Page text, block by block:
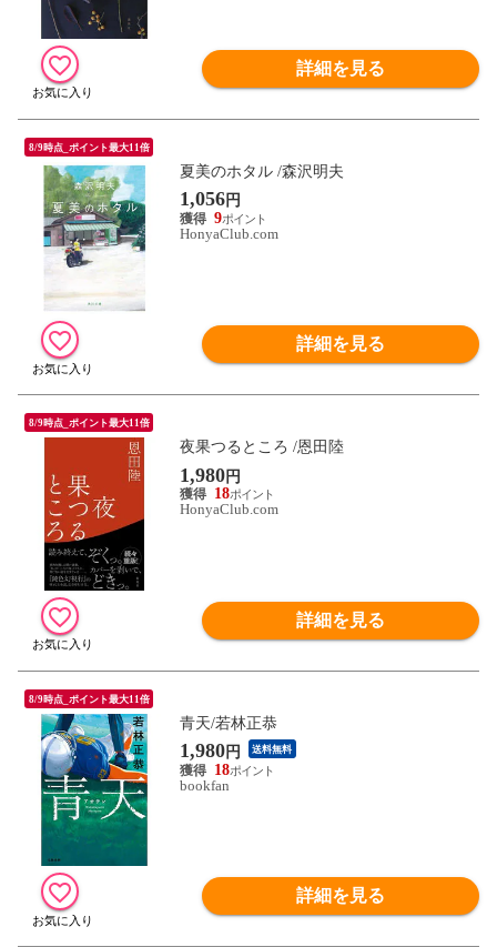
詳細を見る
8/9時点_ポイント最大11倍
夏美のホタル /森沢明夫
1,056円
9
HonyaClub.com
詳細を見る
8/9時点_ポイント最大11倍
夜果つるところ /恩田陸
1,980円
18
HonyaClub.com
詳細を見る
8/9時点_ポイント最大11倍
青天/若林正恭
1,980円 送料無料
18
bookfan
詳細を見る